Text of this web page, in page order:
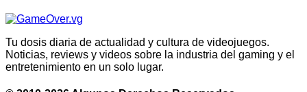
Tu dosis diaria de actualidad y cultura de videojuegos.
Noticias, reviews y videos sobre la industria del gaming y el
entretenimiento en un solo lugar.